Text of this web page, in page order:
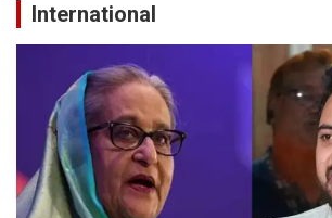
International